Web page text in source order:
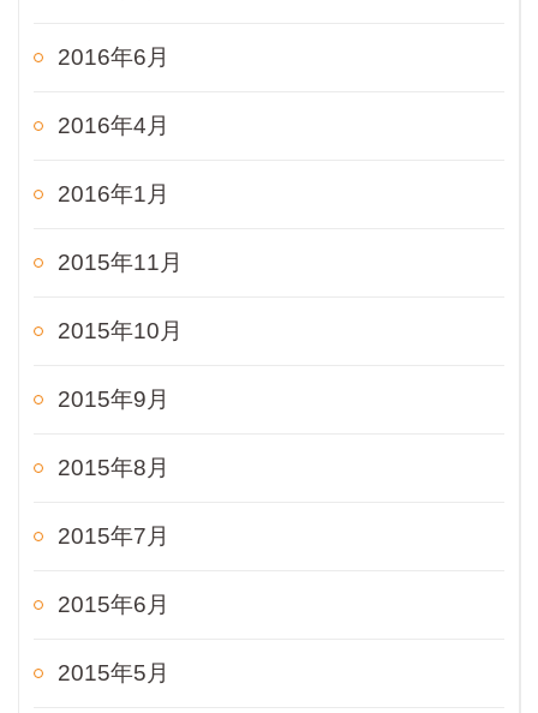
2016年6月
2016年4月
2016年1月
2015年11月
2015年10月
2015年9月
2015年8月
2015年7月
2015年6月
2015年5月